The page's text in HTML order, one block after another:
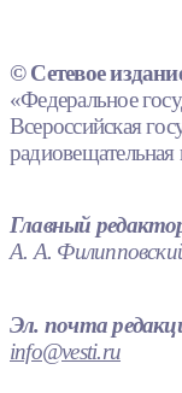
© Сетевое
«Федеральное
Всероссийская
Главный
А. А.
Эл. почта
info@vesti.ru